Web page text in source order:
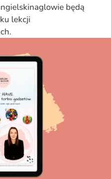
będą
lekcji